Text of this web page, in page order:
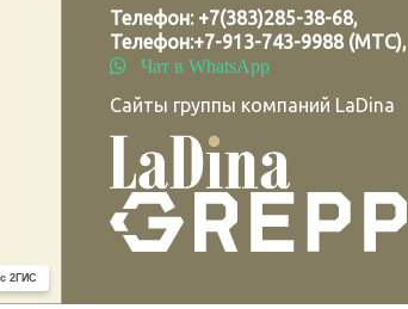
Телефон: +7(383)285-38-68,
Телефон:+7-913-743-9988 (МТС),
Чат в WhatsApp
Сайты группы компаний LaDina